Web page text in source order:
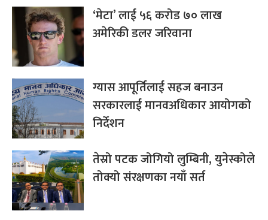
‘मेटा’ लाई ५६ करोड ७० लाख
अमेरिकी डलर जरिवाना
ग्यास आपूर्तिलाई सहज बनाउन
सरकारलाई मानवअधिकार आयोगको
निर्देशन
तेस्रो पटक जोगियो लुम्बिनी, युनेस्कोले
तोक्यो संरक्षणका नयाँ सर्त